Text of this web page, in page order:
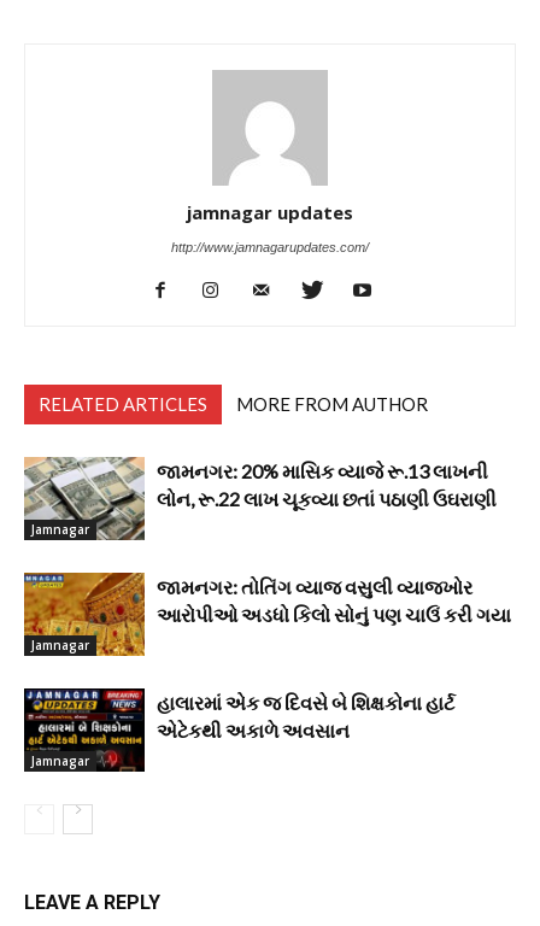
jamnagar updates
http://www.jamnagarupdates.com/
RELATED ARTICLES MORE FROM AUTHOR
Jamnagar
જામનગર: 20% માસિક વ્યાજે રૂ.13 લાખની
લોન, રૂ.22 લાખ ચૂકવ્યા છતાં પઠાણી ઉઘરાણી
Jamnagar
જામનગર: તોતિંગ વ્યાજ વસુલી વ્યાજખોર
આરોપીઓ અડધો કિલો સોનું પણ ચાઉં કરી ગયા
Jamnagar
હાલારમાં એક જ દિવસે બે શિક્ષકોના હાર્ટ
એટેકથી અકાળે અવસાન
LEAVE A REPLY